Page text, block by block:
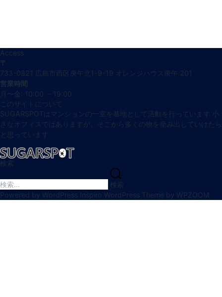
Access
〒
733-0821 広島市西区庚午北1-9-19 オレンジハウス庚午 201
営業時間
月〜金: 10:00 – 19:00
このサイトについて
SUGARSPOTはマンションの一室を基地として活動を行っています 小
さなオフィスではありますが、そこから多くの物を産み出していけたら
と思っています
検索
索:
検索
Powered by WordPress Inspiro WordPress Theme by WPZOOM